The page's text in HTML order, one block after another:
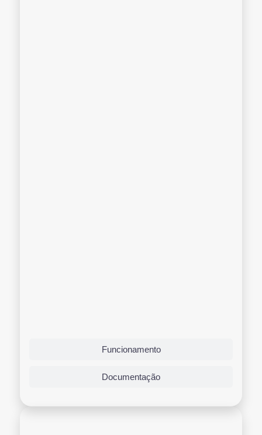
Funcionamento
Documentação